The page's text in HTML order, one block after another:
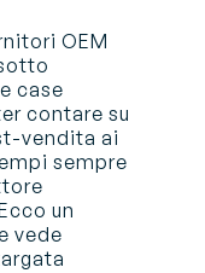
OEM
case
contare su
vendita ai
sempre
un
vede